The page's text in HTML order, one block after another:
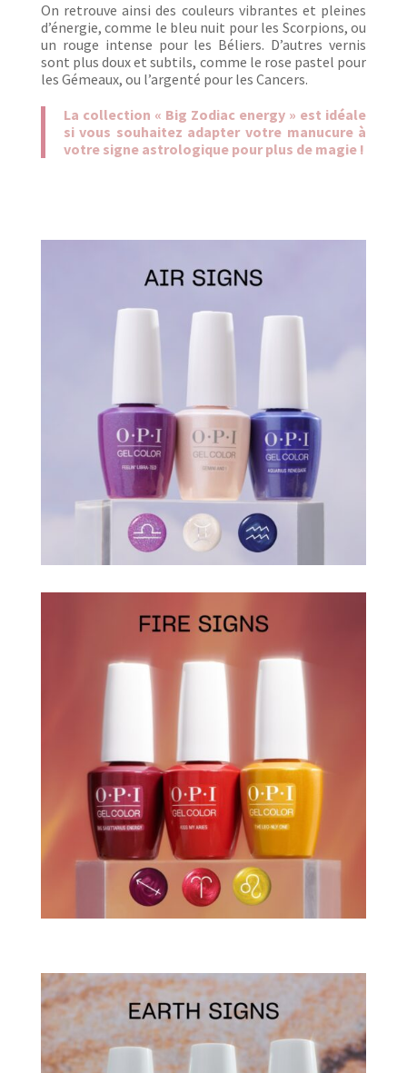
On retrouve ainsi des couleurs vibrantes et pleines
d’énergie, comme le bleu nuit pour les Scorpions, ou
un rouge intense pour les Béliers. D’autres vernis
sont plus doux et subtils, comme le rose pastel pour
les Gémeaux, ou l’argenté pour les Cancers.
La collection « Big Zodiac energy » est idéale
si vous souhaitez adapter votre manucure à
votre signe astrologique pour plus de magie !